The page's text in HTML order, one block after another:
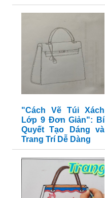
"Cách Vẽ Túi Xách
Lớp 9 Đơn Giản": Bí
Quyết Tạo Dáng và
Trang Trí Dễ Dàng